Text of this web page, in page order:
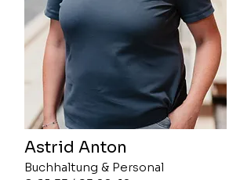
Astrid Anton
Buchhaltung & Personal